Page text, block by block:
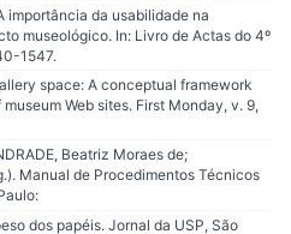
importância da usabilidade na
museológico. In: Livro de Actas do 4º
1547.
space: A conceptual framework
Web sites. First Monday, v. 9,
Beatriz Moraes de;
Manual de Procedimentos Técnicos
dos papéis. Jornal da USP, São